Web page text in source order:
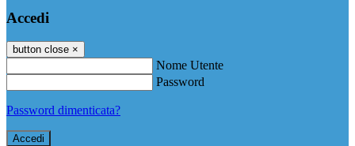
Accedi
button close ×
Nome Utente
Password
Password dimenticata?